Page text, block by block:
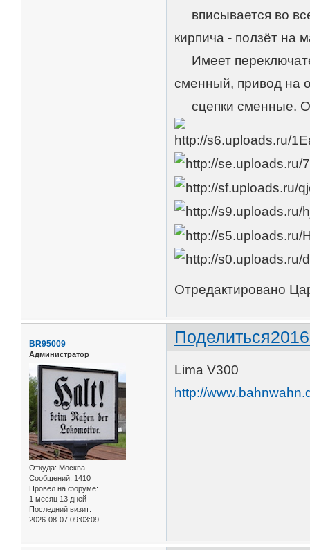
вписывается во
кирпича - ползёт на
Имеет
сменный, привод на
сцепки сменные.
Отредактировано
Поделиться
BR95009
Администратор
Откуда: Москва
Сообщений: 1410
Провел на форуме:
1 месяц 13 дней
Последний визит:
2026-08-07 09:03:09
Lima V300
http://